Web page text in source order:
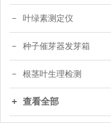
叶绿素测定仪
种子催芽器发芽箱
根茎叶生理检测
查看全部